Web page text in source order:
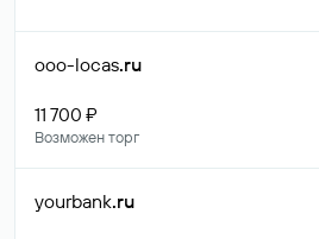
ooo-locas.ru
11 700 ₽
Возможен торг
yourbank.ru